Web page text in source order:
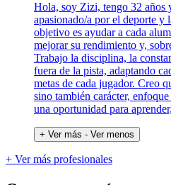
Hola, soy Zizi, tengo 32 años
apasionado/a por el deporte
objetivo es ayudar a cada
mejorar su rendimiento y,
Trabajo la disciplina, la
fuera de la pista, adaptando
metas de cada jugador. Creo
sino también carácter,
una oportunidad para
+ Ver más - Ver menos
+ Ver más profesionales